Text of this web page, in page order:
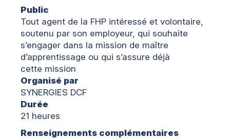
Public
Tout agent de la FHP intéressé et volontaire,
soutenu par son employeur, qui souhaite
s’engager dans la mission de maître
d’apprentissage ou qui s’assure déjà
cette mission
Organisé par
SYNERGIES DCF
Durée
21 heures
Renseignements complémentaires